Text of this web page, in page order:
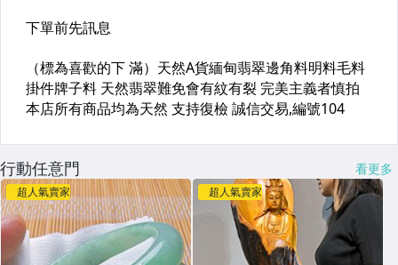
行動任意門 看更多
超人氣賣家 超人氣賣家